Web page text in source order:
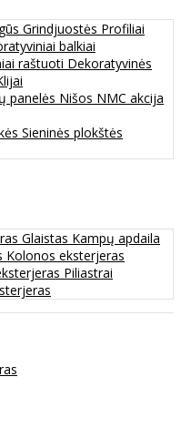
Grindjuostės Profiliai
balkiai
raštuoti Dekoratyvinės
panelės Nišos NMC akcija
Sieninės plokštės
Glaistas Kampų apdaila
Kolonos eksterjeras
Piliastrai